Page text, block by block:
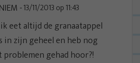
13/11/2013 op 11:43
eet altijd de granaatappel
in zijn geheel en heb nog
gehad hoor?!